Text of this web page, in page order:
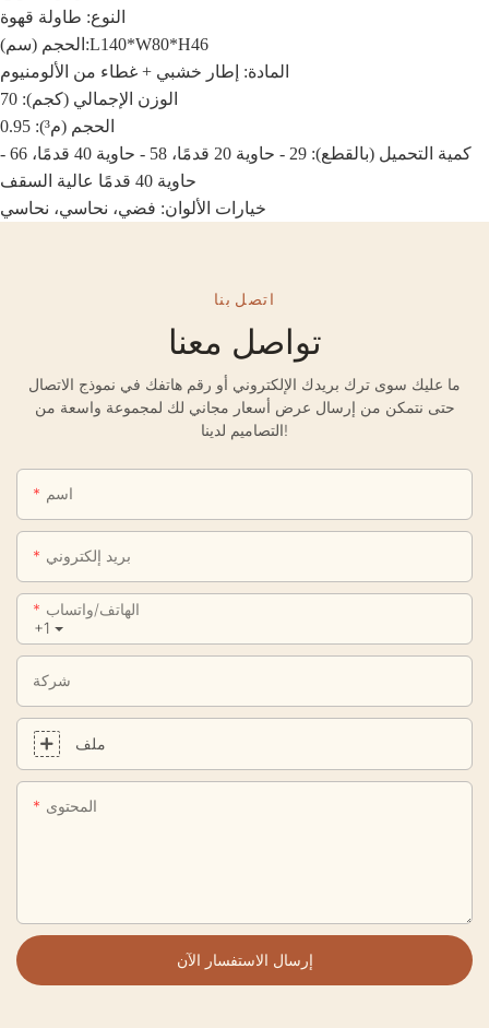
النوع: طاولة قهوة
الحجم (سم):L140*W80*H46
المادة: إطار خشبي + غطاء من الألومنيوم
الوزن الإجمالي (كجم): 70
الحجم (م³): 0.95
كمية التحميل (بالقطع): 29 - حاوية 20 قدمًا، 58 - حاوية 40 قدمًا، 66 -
حاوية 40 قدمًا عالية السقف
خيارات الألوان: فضي، نحاسي، نحاسي
اتصل بنا
تواصل معنا
ما عليك سوى ترك بريدك الإلكتروني أو رقم هاتفك في نموذج الاتصال
حتى نتمكن من إرسال عرض أسعار مجاني لك لمجموعة واسعة من
التصاميم لدينا!
اسم
بريد إلكتروني
+1
الهاتف/واتساب
شركة
ملف
المحتوى
إرسال الاستفسار الآن